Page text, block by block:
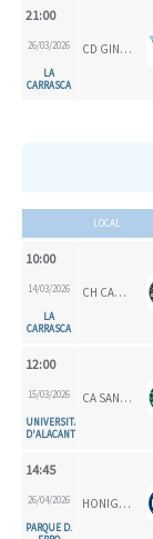
21:00
26/03/2026
LA
CARRASCA
CD GINER DE LOS RÍOS
LOCAL
10:00
14/03/2026
LA
CARRASCA
CH CARPESA
12:00
15/03/2026
UNIVERSITAT
D'ALACANT
CA SAN VICENTE
14:45
26/04/2026
PARQUE D.
HONIGVÖGEL